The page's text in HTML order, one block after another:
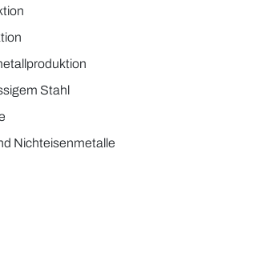
Stahl
Nichteisenmetalle